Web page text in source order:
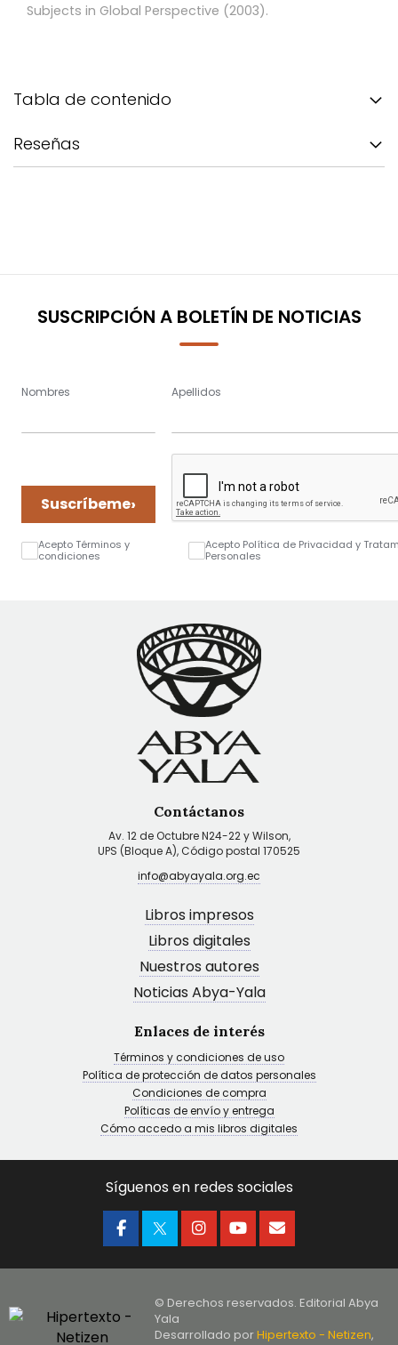
Subjects in Global Perspective (2003).
Tabla de contenido
Reseñas
SUSCRIPCIÓN A BOLETÍN DE NOTICIAS
Nombres Apellidos
Suscríbeme›
Acepto Términos y
condiciones
Acepto Política de Privacidad y
Personales
Contáctanos
Av. 12 de Octubre N24-22 y Wilson,
UPS (Bloque A), Código postal 170525
info@abyayala.org.ec
Libros impresos
Libros digitales
Nuestros autores
Noticias Abya-Yala
Enlaces de interés
Términos y condiciones de uso
Política de protección de datos personales
Condiciones de compra
Políticas de envío y entrega
Cómo accedo a mis libros digitales
Síguenos en redes sociales
© Derechos reservados. Editorial Abya
Yala
Desarrollado porHipertexto - Netizen,